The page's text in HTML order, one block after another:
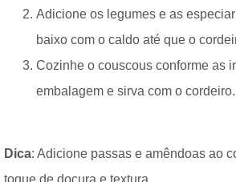
Adicione os legumes e as
baixo com o caldo até que o
Cozinhe o couscous conforme as
embalagem e sirva com o cordeiro.
Dica: Adicione passas e amêndoas ao